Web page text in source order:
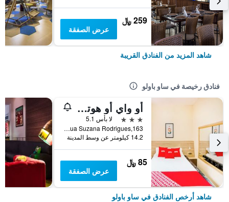
259 ﷼
عرض الصفقة
شاهد المزيد من الفنادق القريبة
فنادق رخيصة في ساو باولو
أو واي أو هوتل إيتارانت يم، نياو باولو
3 نجوم
لا بأس 5.1
Rua Suzana Rodrigues,163, ساو باولو, البرازيل
14.2 كيلومتر عن وسط المدينة
85 ﷼
عرض الصفقة
شاهد أرخص الفنادق في ساو باولو